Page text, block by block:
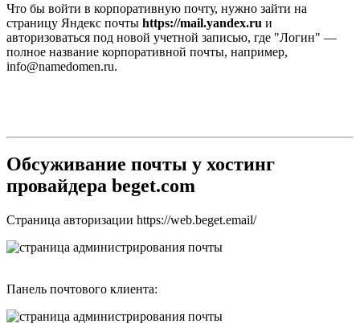
Что бы войти в корпоративную почту, нужно зайти на
страницу Яндекс почты https://mail.yandex.ru и
авторизоваться под новой учетной записью, где "Логин" —
полное название корпоративной почты, например,
info@namedomen.ru.
Обсуживание почты у хостинг
провайдера beget.com
Страница авторизации https://web.beget.email/
Панель почтового клиента: